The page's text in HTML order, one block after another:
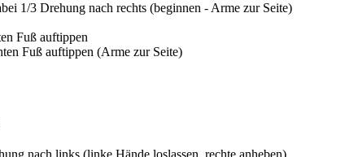
1/3 Drehung nach rechts (beginnen - Arme zur Seite)
Fuß auftippen
Fuß auftippen (Arme zur Seite)
nach links (linke Hände loslassen, rechte anheben)